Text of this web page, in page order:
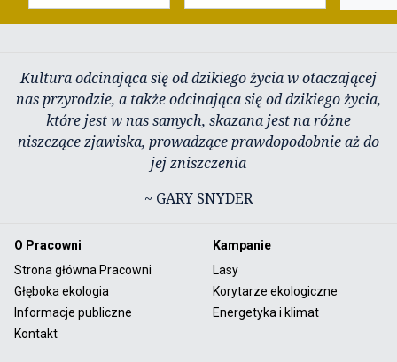
Kultura odcinająca się od dzikiego życia w otaczającej
nas przyrodzie, a także odcinająca się od dzikiego życia,
które jest w nas samych, skazana jest na różne
niszczące zjawiska, prowadzące prawdopodobnie aż do
jej zniszczenia
~ GARY SNYDER
O Pracowni
Strona główna Pracowni
Głęboka ekologia
Informacje publiczne
Kontakt
Kampanie
Lasy
Korytarze ekologiczne
Energetyka i klimat